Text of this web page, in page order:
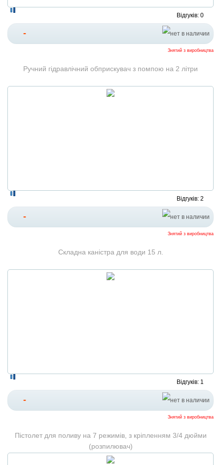
Відгуків: 0
-
Знятий з виробництва
Ручний гідравлічний обприскувач з помпою на 2 літри
Відгуків: 2
-
Знятий з виробництва
Складна каністра для води 15 л.
Відгуків: 1
-
Знятий з виробництва
Пістолет для поливу на 7 режимів, з кріпленням 3/4 дюйми
(розпилювач)